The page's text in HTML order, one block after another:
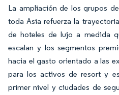
La ampliación de los grupos
toda Asia refuerza la
de hoteles de lujo a medida
escalan y los segmentos
hacia el gasto orientado a las
para los activos de resort y
primer nivel y ciudades de